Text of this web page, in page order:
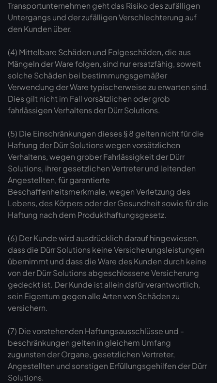
Transportunternehmen geht das Risiko des zufälligen
Untergangs und der zufälligen Verschlechterung auf
den Kunden über.
(4) Mittelbare Schäden und Folgeschäden, die aus
Mängeln der Ware folgen, sind nur ersatzfähig, soweit
solche Schäden bei bestimmungsgemäßer
Verwendung der Ware typischerweise zu erwarten sind.
Dies gilt nicht im Fall vorsätzlichen oder grob
fahrlässigen Verhaltens der Dürr Solutions.
(5) Die Einschränkungen dieses § 8 gelten nicht für die
Haftung der Dürr Solutions wegen vorsätzlichen
Verhaltens, wegen grober Fahrlässigkeit der Dürr
Solutions, ihrer gesetzlichen Vertreter und leitenden
Angestellten, für garantierte
Beschaffenheitsmerkmale, wegen Verletzung des
Lebens, des Körpers oder der Gesundheit sowie für die
Haftung nach dem Produkthaftungsgesetz.
(6) Der Kunde wird ausdrücklich darauf hingewiesen,
dass die Dürr Solutions keine Versicherungsleistungen
übernimmt und dass die Ware des Kunden durch keine
von der Dürr Solutions abgeschlossene Versicherung
gedeckt ist. Der Kunde ist allein dafür verantwortlich,
sein Eigentum gegen alle Arten von Schäden zu
versichern.
(7) Die vorstehenden Haftungsausschlüsse und -
beschränkungen gelten in gleichem Umfang
zugunsten der Organe, gesetzlichen Vertreter,
Angestellten und sonstigen Erfüllungsgehilfen der Dürr
Solutions.